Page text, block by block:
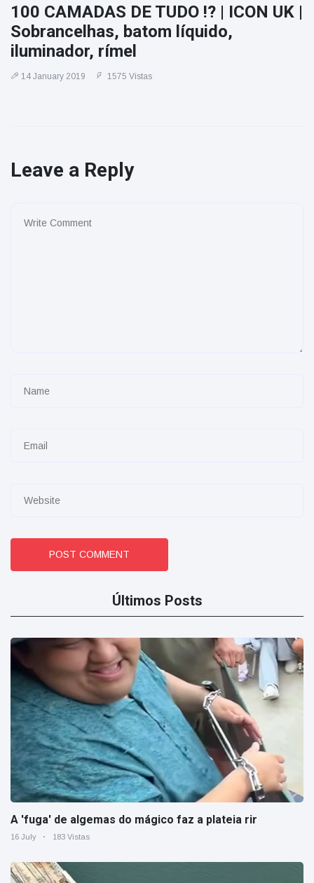
100 CAMADAS DE TUDO !? | ICON UK |
Sobrancelhas, batom líquido,
iluminador, rímel
14 January 2019 1575 Vistas
Leave a Reply
POST COMMENT
Últimos Posts
A 'fuga' de algemas do mágico faz a plateia rir
16 July 183 Vistas